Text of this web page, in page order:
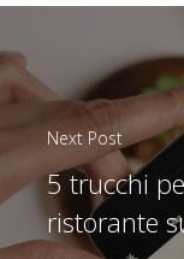
Next Post
5 trucchi
ristorante